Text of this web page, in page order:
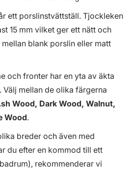
ett porslinstvättställ. Tjockleken
15 mm vilket ger ett nätt och
blank porslin eller matt
och fronter har en yta av äkta
mellan de olika färgerna
Wood, Dark Wood, Walnut,
Wood.
breder och även med
du efter en kommod till ett
rekommenderar vi